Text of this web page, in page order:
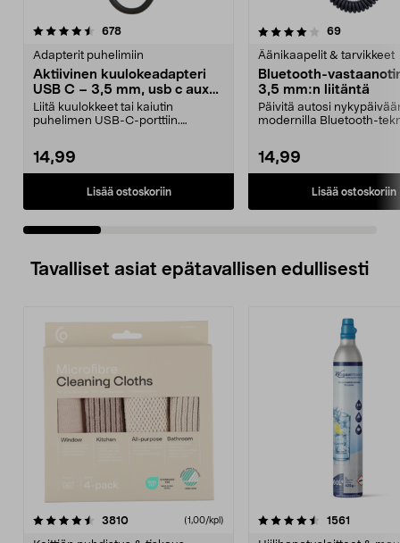
678arvostelut
Adapterit puhelimiin
Aktiivinen kuulokeadapteri
USB C – 3,5 mm, usb c aux
adapteri
Liitä kuulokkeet tai kaiutin
puhelimen USB-C-porttiin.
14,99
Lisää ostoskoriin
4.0 viidestä
69arvostelut
Äänikaapelit & tarvikkeet
Bluetooth-
3,5 mm:n liitäntä
Päivitä autosi
modernilla Bluetooth-
14,99
Lisää ostoskoriin
4.5 viidestä
Tavalliset asiat epätavallisen edullisesti
3810arvostelut (1,00/kpl)
4.5viidestä
1561
4.5viidestä